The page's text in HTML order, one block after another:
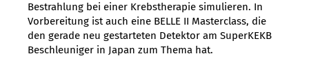
Bestrahlung bei einer Krebstherapie simulieren. In
Vorbereitung ist auch eine BELLE II Masterclass, die
den gerade neu gestarteten Detektor am SuperKEKB
Beschleuniger in Japan zum Thema hat.